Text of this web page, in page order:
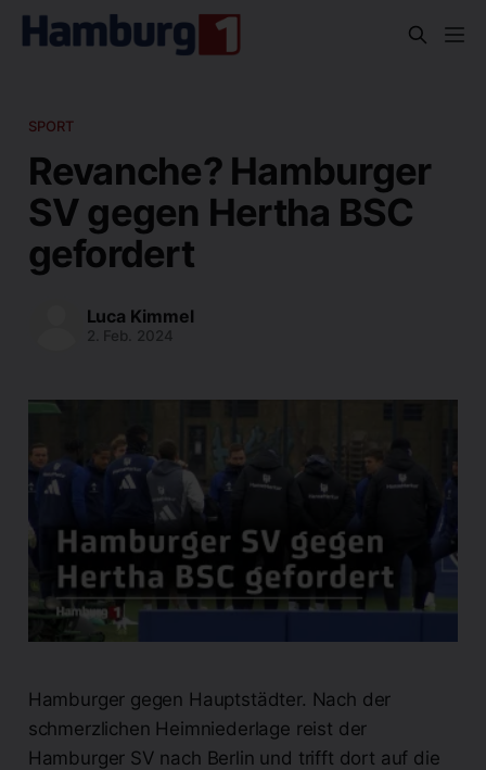
SPORT
Revanche? Hamburger
SV gegen Hertha BSC
gefordert
Luca Kimmel
2. Feb. 2024
Hamburger gegen Hauptstädter. Nach der
schmerzlichen Heimniederlage reist der
Hamburger SV nach Berlin und trifft dort auf die